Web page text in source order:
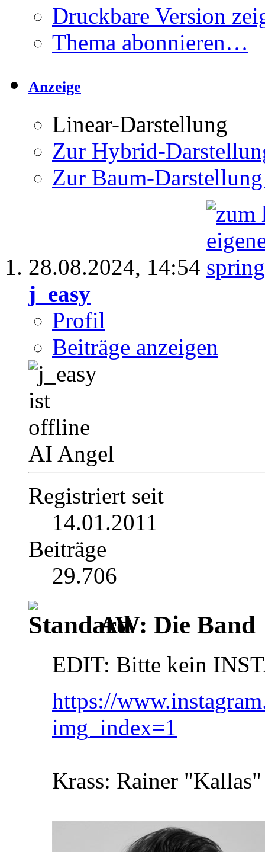
Druckbare Version
Thema abonnieren…
Anzeige
Linear-Darstellung
Zur Hybrid-
Zur Baum-
28.08.2024, 14:54
j_easy
Profil
Beiträge anzeigen
AI Angel
Registriert seit
14.01.2011
Beiträge
29.706
AW: Die Band
EDIT: Bitte kein
https://
img_index=1
Krass: Rainer